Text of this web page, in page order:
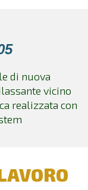
di nuova
vicino
realizzata con